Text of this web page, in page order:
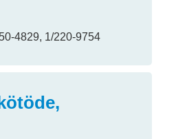
4829, 1/220-9754